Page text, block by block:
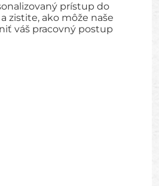
prístup do
zistite, ako môže naše
váš pracovný postup